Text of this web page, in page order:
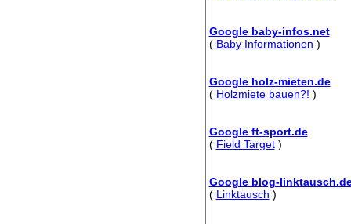
Google baby-infos.net
( Baby Informationen )
Google holz-mieten.de
( Holzmiete bauen?! )
Google ft-sport.de
( Field Target)
Google blog-
( Linktausch )